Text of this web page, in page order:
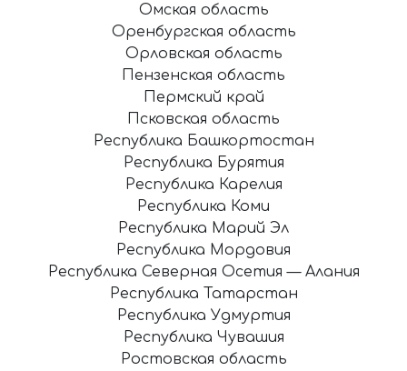
Омская область
Оренбургская область
Орловская область
Пензенская область
Пермский край
Псковская область
Республика Башкортостан
Республика Бурятия
Республика Карелия
Республика Коми
Республика Марий Эл
Республика Мордовия
Республика Северная Осетия — Алания
Республика Татарстан
Республика Удмуртия
Республика Чувашия
Ростовская область